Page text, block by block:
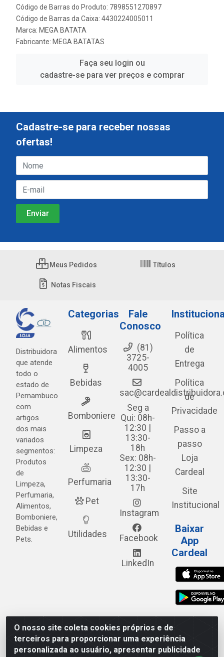
Código de Barras do Produto: 7898551270897
Código de Barras da Caixa: 4430224005011
Marca: MEGA BATATA
Fabricante: MEGA BATATAS
Faça seu login ou
cadastre-se para ver preços e comprar
O nosso site coleta cookies próprios e de
terceiros para proporcionar uma experiência
personalizada ao usuário, apresentar publicidade
Cadastre-se para receber nossas
ofertas!
Meus Pedidos Títulos
Notas Fiscais
Distribuidora
que atende
todo o
estado de
Pernambuco
com
artigos
dos mais
variados
segmentos:
Produtos
de
Limpeza,
Perfumaria,
Alimentos,
Bomboniere,
Bebidas e
Pets.
Categorias
Alimentos
Bebidas
Bomboniere
Limpeza
Perfumaria
Pet
Utilidades
Fale
Conosco
(81)
3725-
4005
Seg a
Qui: 08h-
12:30 |
13:30-
18h
Sex: 08h-
12:30 |
13:30-
17h
Instagram
Facebook
LinkedIn
Política
de
Entrega
Política
de
Privacidade
Passo a
passo
Loja
Cardeal
Site
Institucional
Baixar
App
Cardeal
Cardeal Distribuidora - Estrada Alto do Moura, 582 - Alto
do Moura - Caruaru/PE - CEP 55.040-120 - CNPJ